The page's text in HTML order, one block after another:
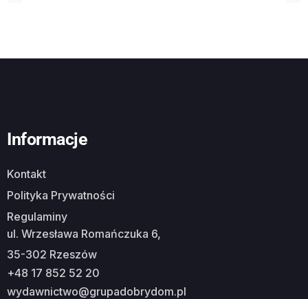
Informacje
Kontakt
Polityka Prywatności
Regulaminy
ul. Wrzesława Romańczuka 6,
35-302 Rzeszów
+48 17 852 52 20
wydawnictwo@grupadobrydom.pl